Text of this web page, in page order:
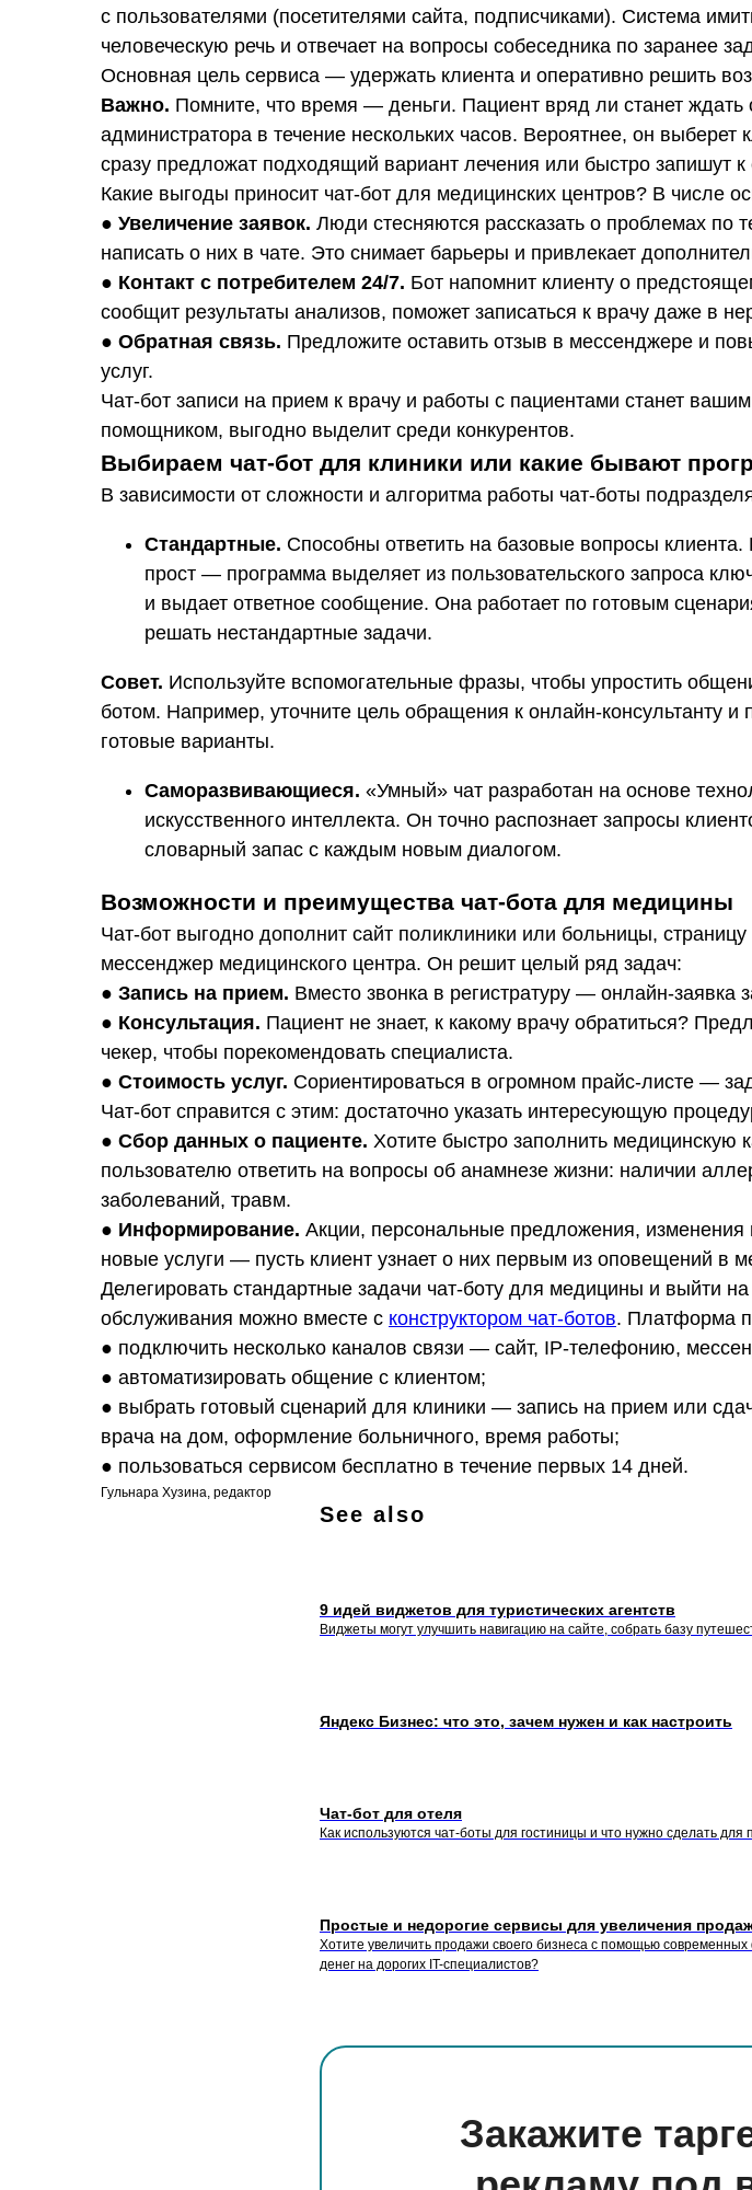
с пользователями (посетителями сайта, подписчиками). Система
человеческую речь и отвечает на вопросы собеседника по заранее
Основная цель сервиса — удержать клиента и оперативно решить
Важно. Помните, что время — деньги. Пациент вряд ли станет ждать
администратора в течение нескольких часов. Вероятнее, он выберет
сразу предложат подходящий вариант лечения или быстро запишут к
Какие выгоды приносит чат-бот для медицинских центров? В числе
● Увеличение заявок. Люди стесняются рассказать о проблемах по
написать о них в чате. Это снимает барьеры и привлекает
● Контакт с потребителем 24/7. Бот напомнит клиенту о
сообщит результаты анализов, поможет записаться к врачу даже в
● Обратная связь. Предложите оставить отзыв в мессенджере и
услуг.
Чат-бот записи на прием к врачу и работы с пациентами станет
помощником, выгодно выделит среди конкурентов.
Выбираем чат-бот для клиники или какие бывают
В зависимости от сложности и алгоритма работы чат-боты
Стандартные. Способны ответить на базовые вопросы
прост — программа выделяет из пользовательского запроса
и выдает ответное сообщение. Она работает по готовым
решать нестандартные задачи.
Совет. Используйте вспомогательные фразы, чтобы упростить
ботом. Например, уточните цель обращения к онлайн-консультанту и
готовые варианты.
Саморазвивающиеся. «Умный» чат разработан на основе
искусственного интеллекта. Он точно распознает запросы
словарный запас с каждым новым диалогом.
Возможности и преимущества чат-бота для медицины
Чат-бот выгодно дополнит сайт поликлиники или больницы, страницу
мессенджер медицинского центра. Он решит целый ряд задач:
● Запись на прием. Вместо звонка в регистратуру — онлайн-заявка
● Консультация. Пациент не знает, к какому врачу обратиться?
чекер, чтобы порекомендовать специалиста.
● Стоимость услуг. Сориентироваться в огромном прайс-листе —
Чат-бот справится с этим: достаточно указать интересующую
● Сбор данных о пациенте. Хотите быстро заполнить медицинскую
пользователю ответить на вопросы об анамнезе жизни: наличии
заболеваний, травм.
● Информирование. Акции, персональные предложения, изменения
новые услуги — пусть клиент узнает о них первым из оповещений в
Делегировать стандартные задачи чат-боту для медицины и выйти
обслуживания можно вместе с конструктором чат-ботов. Платформа
● подключить несколько каналов связи — сайт, IP-телефонию,
● автоматизировать общение с клиентом;
● выбрать готовый сценарий для клиники — запись на прием или
врача на дом, оформление больничного, время работы;
● пользоваться сервисом бесплатно в течение первых 14 дней.
Гульнара Хузина, редактор
See also
9 идей виджетов для туристических агентств
Виджеты могут улучшить навигацию на сайте, собрать базу
Яндекс Бизнес: что это, зачем нужен и как настроить
Чат-бот для отеля
Как используются чат-боты для гостиницы и что нужно сделать
Простые и недорогие сервисы для увеличения
Хотите увеличить продажи своего бизнеса с помощью
денег на дорогих IT-специалистов?
Закажите